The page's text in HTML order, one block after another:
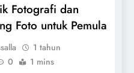
Fotografi dan
Foto untuk Pemula
1 tahun
0 1 mins